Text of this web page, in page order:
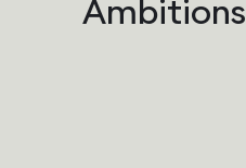
Ambitions